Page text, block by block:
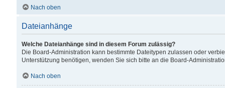
Nach oben
Dateianhänge
Welche Dateianhänge sind in diesem Forum zulässig?
Die Board-Administration kann bestimmte Dateitypen zulassen oder
Unterstützung benötigen, wenden Sie sich bitte an die Board-
Nach oben